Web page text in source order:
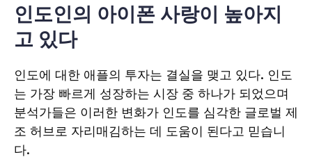
인도인의 아이폰 사랑이 높아지
고 있다
인도에 대한 애플의 투자는 결실을 맺고 있다. 인도
는 가장 빠르게 성장하는 시장 중 하나가 되었으며
분석가들은 이러한 변화가 인도를 심각한 글로벌 제
조 허브로 자리매김하는 데 도움이 된다고 믿습니
다.